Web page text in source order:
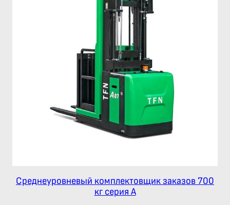
Среднеуровневый комплектовщик заказов 700
кг серия А